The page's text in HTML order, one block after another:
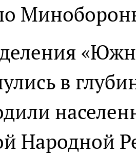
в
Народной